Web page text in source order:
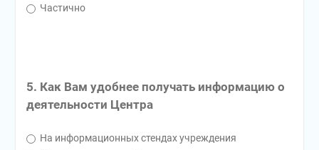
Частично
5. Как Вам удобнее получать информацию о
деятельности Центра
На информационных стендах учреждения